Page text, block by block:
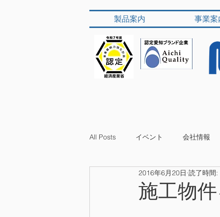
製品案内 事業案
All Posts イベント 会社情報
施工物
2016年6月20日 読了時間: